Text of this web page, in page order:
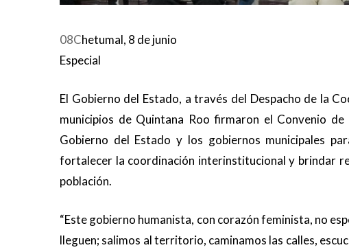
08Chetumal, 8 de junio
Especial
El Gobierno del Estado, a través del Despacho de la
municipios de Quintana Roo firmaron el Convenio
Gobierno del Estado y los gobiernos municipales
fortalecer la coordinación interinstitucional y brindar
población.
“Este gobierno humanista, con corazón feminista, no
lleguen; salimos al territorio, caminamos las calles,